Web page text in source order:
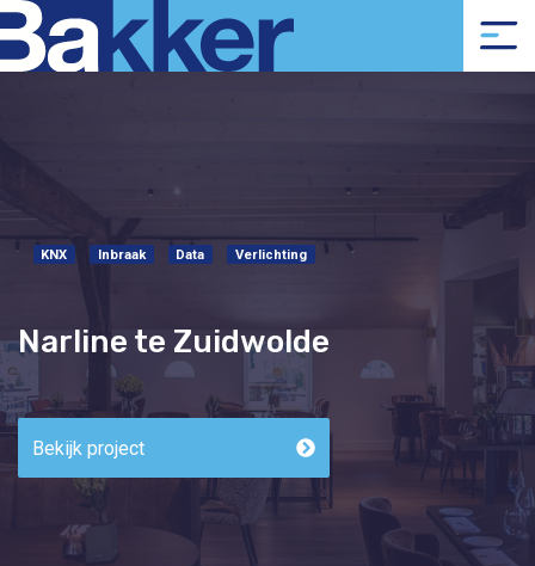
KNX Inbraak Data Verlichting
Narline te Zuidwolde
Bekijk project